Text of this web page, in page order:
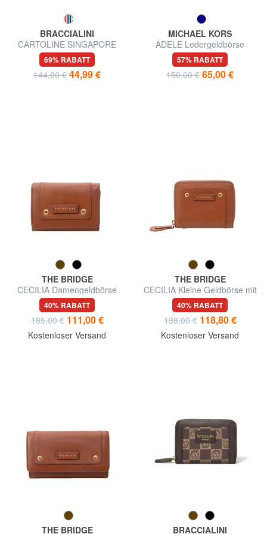
BRACCIALINI
CARTOLINE SINGAPORE
Mittelgroße Geldbörse
69% RABATT
144,00 € 44,99 €
MICHAEL KORS
ADELE Ledergeldbörse
57% RABATT
150,00 € 65,00 €
THE BRIDGE
CECILIA Damengeldbörse
40% RABATT
185,00 € 111,00 €
Kostenloser Versand
THE BRIDGE
CECILIA Kleine Geldbörse mit
Reißverschluss
40% RABATT
198,00 € 118,80 €
Kostenloser Versand
THE BRIDGE
BRACCIALINI